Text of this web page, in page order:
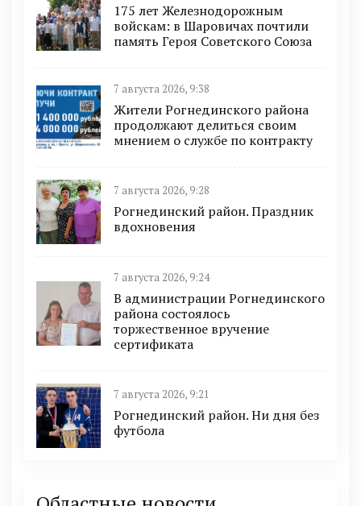
175 лет Железнодорожным
войскам: в Шаровичах почтили
память Героя Советского Союза
7 августа 2026, 9:38
Жители Рогнединского района
продолжают делиться своим
мнением о службе по контракту
7 августа 2026, 9:28
Рогнединский район. Праздник
вдохновения
7 августа 2026, 9:24
В администрации Рогнединского
района состоялось
торжественное вручение
сертификата
7 августа 2026, 9:21
Рогнединский район. Ни дня без
футбола